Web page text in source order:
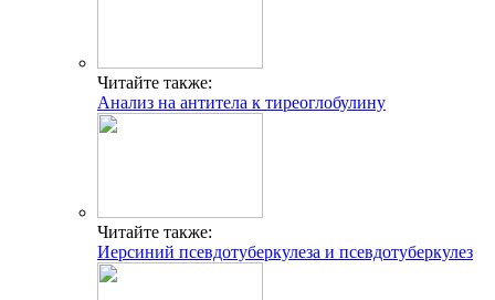
Читайте также:
Анализ на антитела к тиреоглобулину
Читайте также:
Иерсиний псевдотуберкулеза и псевдотуберкулез